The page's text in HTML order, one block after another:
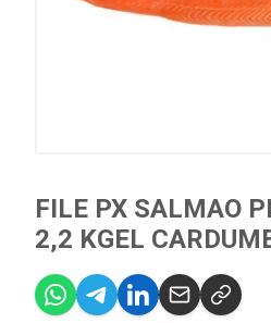
FILE PX SALMAO
2,2 KGEL